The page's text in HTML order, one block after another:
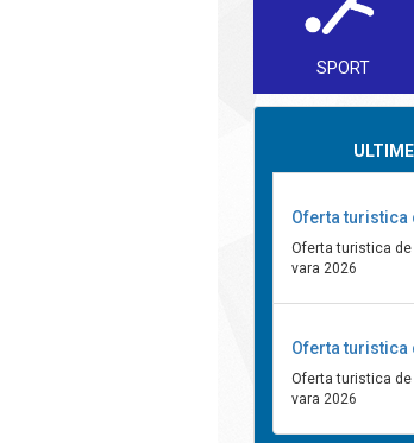
SPORT
Oferta turistica
Oferta turistica de
vara 2026
Oferta turistica
Oferta turistica de
vara 2026